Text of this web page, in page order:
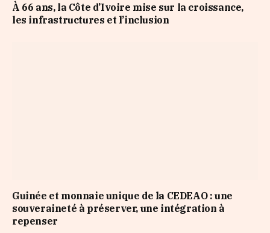
À 66 ans, la Côte d’Ivoire mise sur la croissance,
les infrastructures et l’inclusion
Guinée et monnaie unique de la CEDEAO : une
souveraineté à préserver, une intégration à
repenser